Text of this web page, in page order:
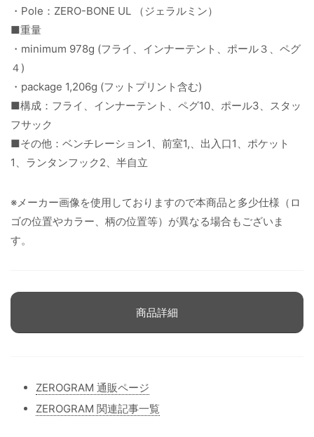
・Pole：ZERO-BONE UL （ジェラルミン）
■重量
・minimum 978g (フライ、インナーテント、ポール３、ペグ
４)
・package 1,206g (フットプリント含む)
■構成：フライ、インナーテント、ペグ10、ポール3、スタッ
フサック
■その他：ベンチレーション1、前室1,、出入口1、ポケット
1、ランタンフック2、半自立
※メーカー画像を使用しておりますので本商品と多少仕様（ロ
ゴの位置やカラー、柄の位置等）が異なる場合もございま
す。
商品詳細
ZEROGRAM 通販ページ
ZEROGRAM 関連記事一覧